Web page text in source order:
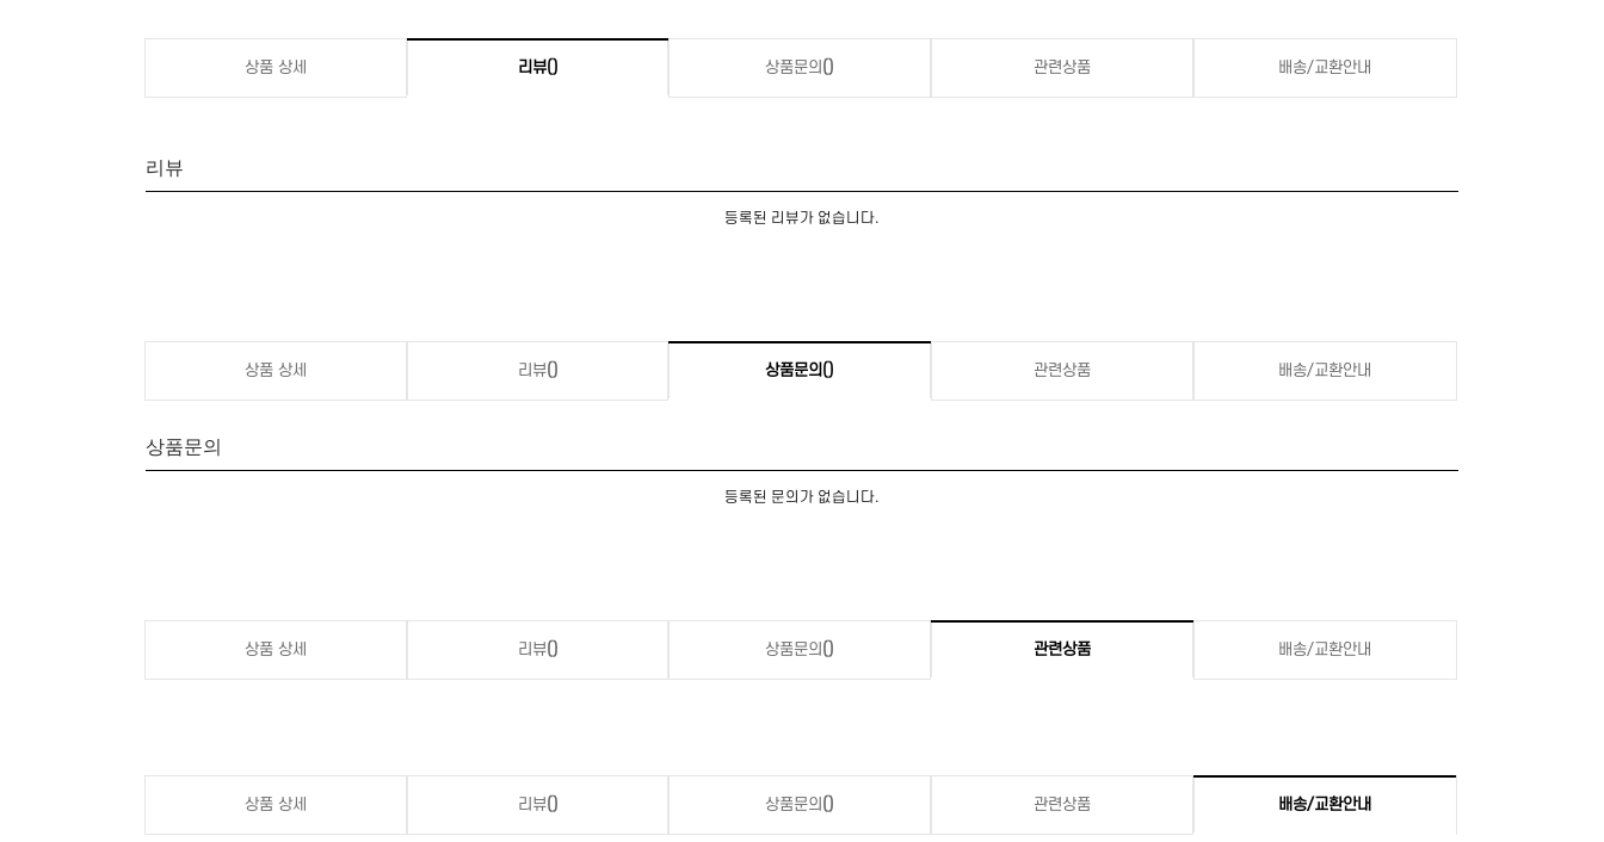
상품 상세 리뷰() 상품문의 () 관련상품 배송/교환안내
리뷰
등록된 리뷰가 없습니다.
상품 상세 리뷰() 상품문의 () 관련상품 배송/교환안내
상품문의
등록된 문의가 없습니다.
상품 상세 리뷰() 상품문의 () 관련상품 배송/교환안내
상품 상세 리뷰() 상품문의 () 관련상품 배송/교환안내